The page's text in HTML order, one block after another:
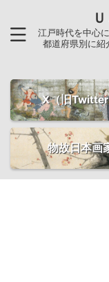
江戸時代を中心
都道府県別に紹
X（旧
物故日本画